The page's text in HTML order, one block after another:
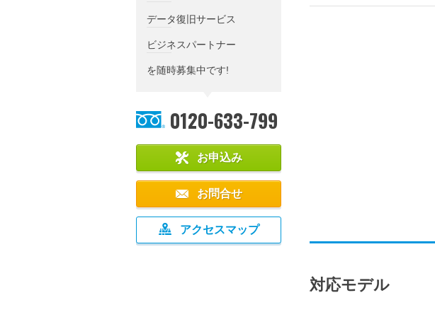
データ復旧サービス
ビジネスパートナー
を随時募集中です!
0120-633-799
お申込み
お問合せ
アクセスマップ
対応モデル